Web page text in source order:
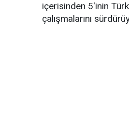
içerisinden 5'inin
çalışmalarını